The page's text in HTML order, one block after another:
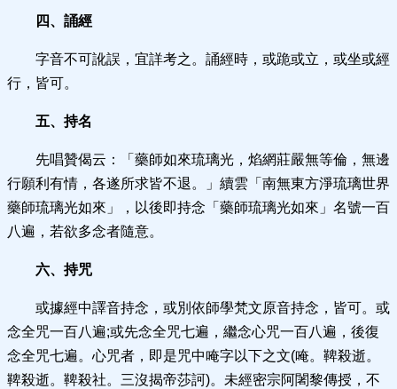
四、誦經
字音不可訛誤，宜詳考之。誦經時，或跪或立，或坐或經
行，皆可。
五、持名
先唱贊偈云：「藥師如來琉璃光，焰網莊嚴無等倫，無邊
行願利有情，各遂所求皆不退。」續雲「南無東方淨琉璃世界
藥師琉璃光如來」，以後即持念「藥師琉璃光如來」名號一百
八遍，若欲多念者隨意。
六、持咒
或據經中譯音持念，或別依師學梵文原音持念，皆可。或
念全咒一百八遍;或先念全咒七遍，繼念心咒一百八遍，後復
念全咒七遍。心咒者，即是咒中唵字以下之文(唵。鞞殺逝。
鞞殺逝。鞞殺社。三沒揭帝莎訶)。未經密宗阿闍黎傳授，不